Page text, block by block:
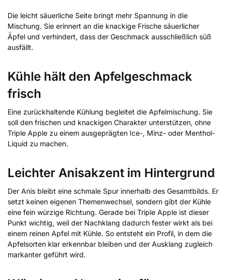
Die leicht säuerliche Seite bringt mehr Spannung in die
Mischung. Sie erinnert an die knackige Frische säuerlicher
Äpfel und verhindert, dass der Geschmack ausschließlich süß
ausfällt.
Kühle hält den Apfelgeschmack
frisch
Eine zurückhaltende Kühlung begleitet die Apfelmischung. Sie
soll den frischen und knackigen Charakter unterstützen, ohne
Triple Apple zu einem ausgeprägten Ice-, Minz- oder Menthol-
Liquid zu machen.
Leichter Anisakzent im Hintergrund
Der Anis bleibt eine schmale Spur innerhalb des Gesamtbilds. Er
setzt keinen eigenen Themenwechsel, sondern gibt der Kühle
eine fein würzige Richtung. Gerade bei Triple Apple ist dieser
Punkt wichtig, weil der Nachklang dadurch fester wirkt als bei
einem reinen Apfel mit Kühle. So entsteht ein Profil, in dem die
Apfelsorten klar erkennbar bleiben und der Ausklang zugleich
markanter geführt wird.